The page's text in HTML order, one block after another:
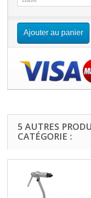
Ajouter au panier
5 AUTRES
CATÉGORIE :